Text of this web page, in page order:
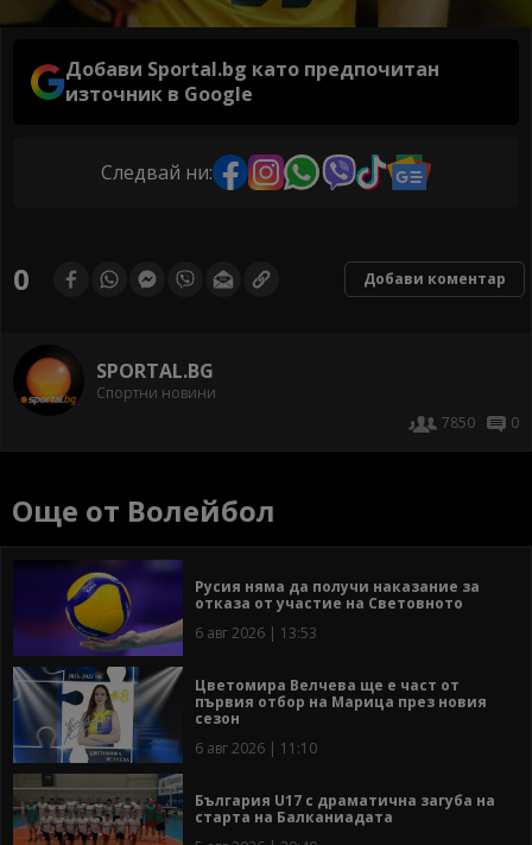
Добави Sportal.bg като предпочитан
източник в Google
Следвай ни:
0 Добави коментар
SPORTAL.BG
Спортни новини
7850
0
Още от Волейбол
Русия няма да получи наказание за
отказа от участие на Световното
6 авг 2026 | 13:53
Цветомира Велчева ще е част от
първия отбор на Марица през новия
сезон
6 авг 2026 | 11:10
България U17 с драматична загуба на
старта на Балканиадата